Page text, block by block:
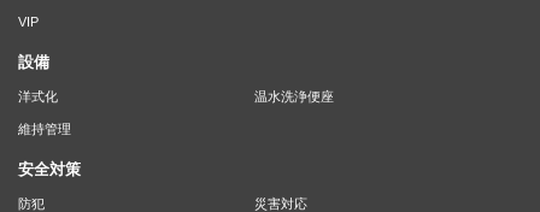
VIP
設備
洋式化 温水洗浄便座
維持管理
安全対策
防犯 災害対応